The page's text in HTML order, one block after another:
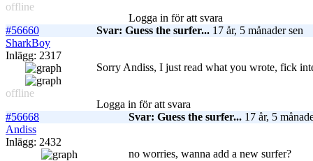
offline
Logga in för att svara
#56660
Svar: Guess the surfer... 17 år, 5 månader sen
SharkBoy
Inlägg: 2317
offline
Sorry Andiss, I just read what you wrote, fick
Logga in för att svara
#56668
Svar: Guess the surfer... 17 år, 5
Andiss
Inlägg: 2432
no worries, wanna add a new surfer?